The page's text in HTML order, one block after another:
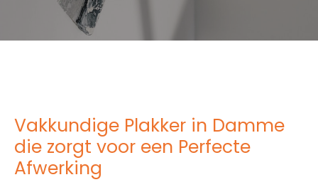
Vakkundige Plakker in Damme
die zorgt voor een Perfecte
Afwerking